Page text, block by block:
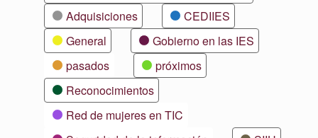
Adquisiciones
CEDIIES
General
Gobierno en las IES
pasados
próximos
Reconocimientos
Red de mujeres en TIC